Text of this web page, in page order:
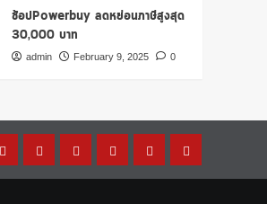
ช้อปPowerbuy ลดหย่อนภาษีสูงสุด
30,000 บาท
admin February 9, 2025 0
เรื่อง
ผีๆ
รู้
ไหม?
การ
เงิน
บทความ
น่า
การ
ตลาด
บัตร
เครดิต